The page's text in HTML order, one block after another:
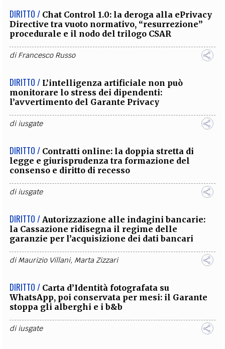
DIRITTO / Chat Control 1.0: la deroga alla ePrivacy
Directive tra vuoto normativo, “resurrezione”
procedurale e il nodo del trilogo CSAR
diFrancesco Russo
DIRITTO / L’intelligenza artificiale non può
monitorare lo stress dei dipendenti:
l’avvertimento del Garante Privacy
diiusgate
DIRITTO / Contratti online: la doppia stretta di
legge e giurisprudenza tra formazione del
consenso e diritto di recesso
diiusgate
DIRITTO / Autorizzazione alle indagini bancarie:
la Cassazione ridisegna il regime delle
garanzie per l’acquisizione dei dati bancari
diMaurizio Villani, Marta Zizzari
DIRITTO / Carta d’Identità fotografata su
WhatsApp, poi conservata per mesi: il Garante
stoppa gli alberghi e i b&b
diiusgate